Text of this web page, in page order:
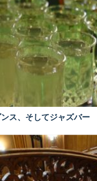
ンス、そしてジャズバー